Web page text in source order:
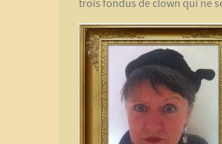
trois fondus de clown qui ne